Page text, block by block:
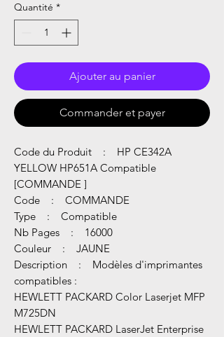
Quantité *
Ajouter au panier
Commander et payer
Code du Produit : HP CE342A
YELLOW HP651A Compatible
[COMMANDE ]
Code : COMMANDE
Type : Compatible
Nb Pages : 16000
Couleur : JAUNE
Description : Modèles d'imprimantes
compatibles :
HEWLETT PACKARD Color Laserjet MFP
M725DN
HEWLETT PACKARD LaserJet Enterprise